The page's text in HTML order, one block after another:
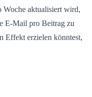
aktualisiert wird,
E-Mail pro Beitrag zu
Effekt erzielen könntest,